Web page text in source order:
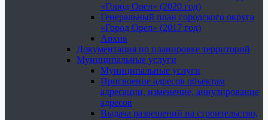
«Город Орел» (2020 год)
Генеральный план городского округа
«Город Орел» (2017 год)
Архив
Документация по планировке территорий
Муниципальные услуги
Муниципальные услуги
Присвоение адресов объектам
адресации, изменение, аннулирование
адресов
Выдача разрешений на строительство,